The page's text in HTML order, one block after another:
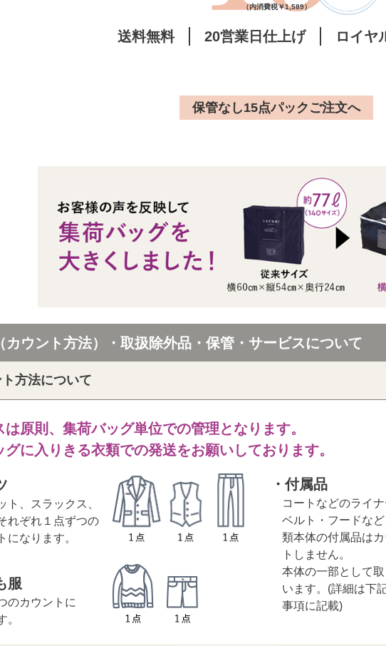
（内消費税￥1,589）
送料無料 20営業日仕上げ ロイヤ
保管なし15点パックご注文へ
カウント方法）・取扱除外品・保管・サービスについて
方法について
は原則、集荷バッグ単位での管理となります。
グに入りきる衣類での発送をお願いしております。
ト、スラックス、
れぞれ１点ずつの
になります。
・付属品
コートなどのライナ
ベルト・フードな
類本体の付属品は
トしません。
本体の一部として取
います。(詳細は下
事項に記載)
服
のカウントに
。